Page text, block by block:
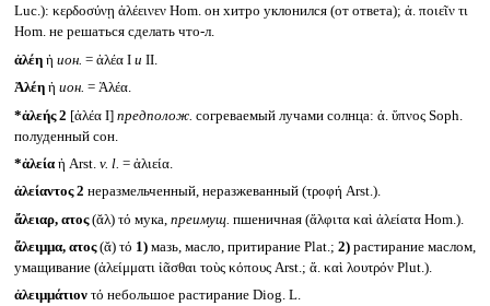
Luc.): κερδοσύνῃ ἀλέεινεν Hom. он хитро уклонился (от ответа); ἀ. ποιεῖν τι
Hom. не решаться сделать что-л.
ἀλέη ἡ ион. = ἀλέα I и II.
Ἀλέη ἡ ион. = Ἀλέα.
*ἀλεής 2 [ἀλέα I]предполож. согреваемый лучами солнца: ἀ. ὕπνος Soph.
полуденный сон.
*ἁλεία ἡ Arst. v. l. = ἁλιεία.
ἀλείαντος 2 неразмельченный, неразжеванный (τροφή Arst.).
ἄλειαρ, ατος(ᾰλ) τό мука, преимущ. пшеничная (ἄλφιτα καὶ ἀλείατα Hom.).
ἄλειμμα, ατος(ᾰ) τό 1)мазь, масло, притирание Plat.; 2)растирание маслом,
умащивание (ἀλείμματι ἰᾶσθαι τοὺς κόπους Arst.; ἄ. καὶ λουτρόν Plut.).
ἀλειμμάτιον τό небольшое растирание Diog. L.